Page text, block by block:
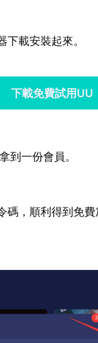
載安裝起來。
下載免費試用UU
到一份會員。
，順利得到免費